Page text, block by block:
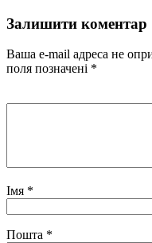
Залишити коментар
Ваша e-mail адреса не
поля позначені *
Імя *
Пошта *